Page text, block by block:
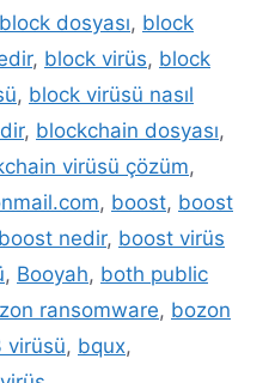
block dosyası, block
, block virüs, block
, block virüsü nasıl
, blockchain dosyası,
virüsü çözüm,
, boost, boost
boost nedir, boost virüs
, Booyah, both public
ransomware, bozon
virüsü, bqux,